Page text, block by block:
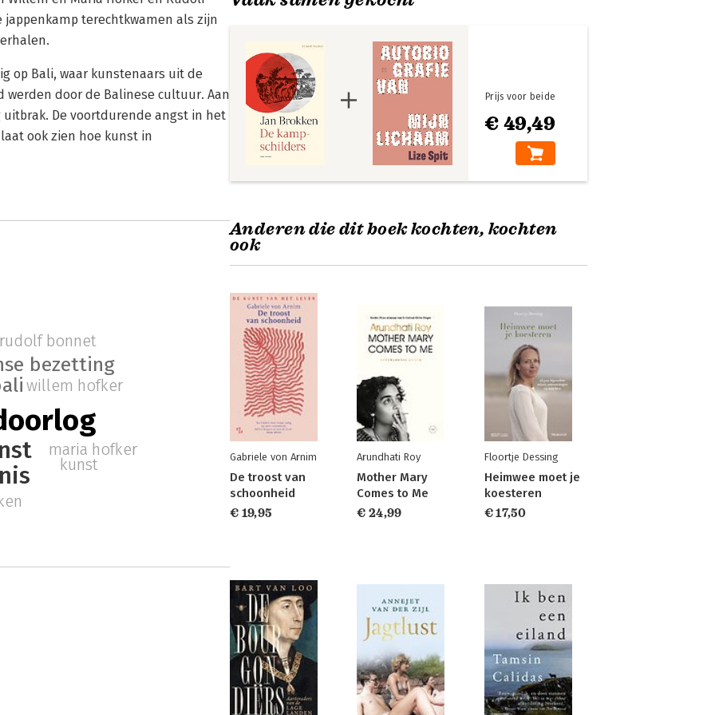
terechtkwamen als zijn
op Bali, waar kunstenaars uit de
door de Balinese cultuur. Aan
De voortdurende angst in het
ook zien hoe kunst in
bezetting
willem hofker
maria hofker
kunst
rudolf bonnet
€ 49,49
Prijs voor beide
Anderen die dit boek kochten, kochten
ook
Gabriele von Arnim
De troost van
schoonheid
€ 19,95
Arundhati Roy
Mother Mary
Comes to Me
€ 24,99
Floortje Dessing
Heimwee moet je
koesteren
€ 17,50